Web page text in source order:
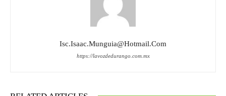
Isc.isaac.munguia@hotmail.com
https://lavozdedurango.com.mx